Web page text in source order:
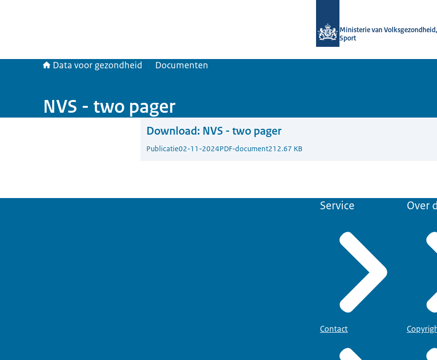
Ministerie van
Sport
Data voor gezondheid Documenten
NVS - two pager
Download: NVS - two pager
Publicatie02-11-2024PDF-document212.67 KB
Service
Contact
Over